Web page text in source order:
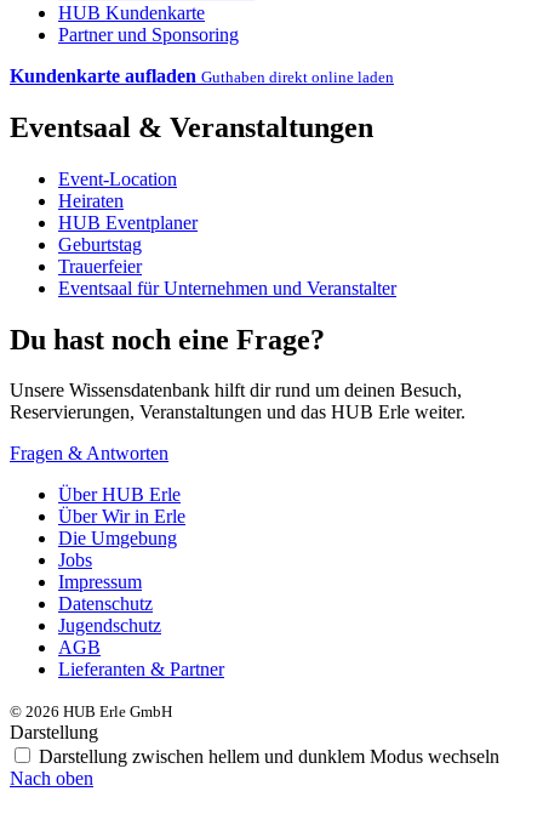
HUB Kundenkarte
Partner und Sponsoring
Kundenkarte aufladen Guthaben direkt online laden
Eventsaal & Veranstaltungen
Event-Location
Heiraten
HUB Eventplaner
Geburtstag
Trauerfeier
Eventsaal für Unternehmen und Veranstalter
Du hast noch eine Frage?
Unsere Wissensdatenbank hilft dir rund um deinen Besuch,
Reservierungen, Veranstaltungen und das HUB Erle weiter.
Fragen & Antworten
Über HUB Erle
Über Wir in Erle
Die Umgebung
Jobs
Impressum
Datenschutz
Jugendschutz
AGB
Lieferanten & Partner
© 2026 HUB Erle GmbH
Darstellung
Darstellung zwischen hellem und dunklem Modus wechseln
Nach oben